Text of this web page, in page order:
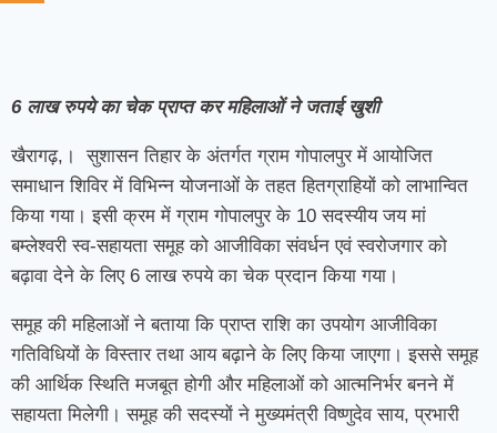
6 लाख रुपये का चेक प्राप्त कर महिलाओं ने जताई खुशी
खैरागढ़,। सुशासन तिहार के अंतर्गत ग्राम गोपालपुर में आयोजित
समाधान शिविर में विभिन्न योजनाओं के तहत हितग्राहियों को लाभान्वित
किया गया। इसी क्रम में ग्राम गोपालपुर के 10 सदस्यीय जय मां
बम्लेश्वरी स्व-सहायता समूह को आजीविका संवर्धन एवं स्वरोजगार को
बढ़ावा देने के लिए 6 लाख रुपये का चेक प्रदान किया गया।
समूह की महिलाओं ने बताया कि प्राप्त राशि का उपयोग आजीविका
गतिविधियों के विस्तार तथा आय बढ़ाने के लिए किया जाएगा। इससे समूह
की आर्थिक स्थिति मजबूत होगी और महिलाओं को आत्मनिर्भर बनने में
सहायता मिलेगी। समूह की सदस्यों ने मुख्यमंत्री विष्णुदेव साय, प्रभारी